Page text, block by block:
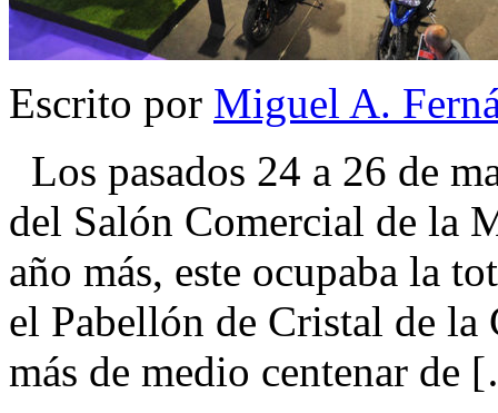
Escrito por Miguel A.
Los pasados 24 a 26 de
del Salón Comercial de la
año más, este ocupaba la
el Pabellón de Cristal de la
más de medio centenar de